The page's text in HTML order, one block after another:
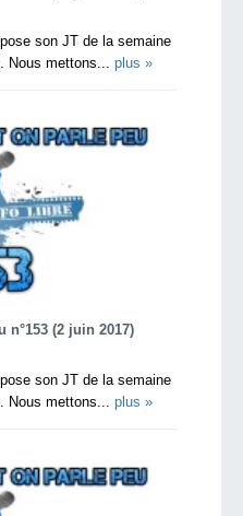
son JT de la semaine
Nous mettons... plus »
n°153 (2 juin 2017)
son JT de la semaine
Nous mettons... plus »